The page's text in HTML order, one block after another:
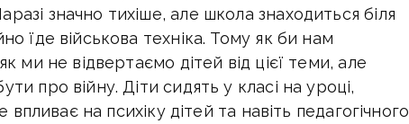
значно тихіше, але школа знаходиться біля
їде військова техніка. Тому як би нам
ми не відвертаємо дітей від цієї теми, але
про війну. Діти сидять у класі на уроці,
впливає на психіку дітей та навіть педагогічного